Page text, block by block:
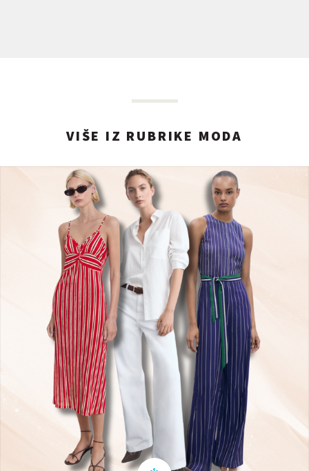
VIŠE IZ RUBRIKE MODA